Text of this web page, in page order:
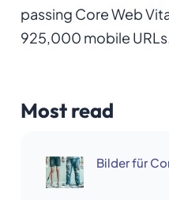
passing Core Web
925,000 mobile URLs.
Most read
Bilder für